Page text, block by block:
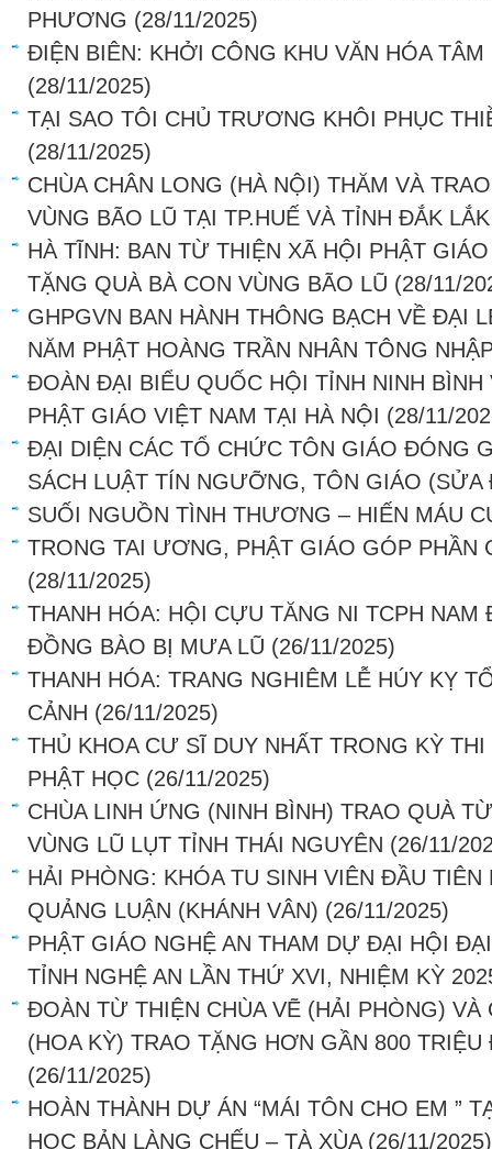
PHƯƠNG (28/11/2025)
ĐIỆN BIÊN: KHỞI CÔNG KHU VĂN HÓA
(28/11/2025)
TẠI SAO TÔI CHỦ TRƯƠNG KHÔI PHỤC
(28/11/2025)
CHÙA CHÂN LONG (HÀ NỘI) THĂM VÀ
VÙNG BÃO LŨ TẠI TP.HUẾ VÀ TỈNH ĐẮK LẮK
HÀ TĨNH: BAN TỪ THIỆN XÃ HỘI PHẬT
TẶNG QUÀ BÀ CON VÙNG BÃO LŨ (28/11/
GHPGVN BAN HÀNH THÔNG BẠCH VỀ ĐẠI
NĂM PHẬT HOÀNG TRẦN NHÂN TÔNG
ĐOÀN ĐẠI BIỂU QUỐC HỘI TỈNH NINH BÌNH
PHẬT GIÁO VIỆT NAM TẠI HÀ NỘI (28/11/
ĐẠI DIỆN CÁC TỔ CHỨC TÔN GIÁO ĐÓNG
SÁCH LUẬT TÍN NGƯỠNG, TÔN GIÁO (SỬA
SUỐI NGUỒN TÌNH THƯƠNG – HIẾN MÁU
TRONG TAI ƯƠNG, PHẬT GIÁO GÓP PHẦN
(28/11/2025)
THANH HÓA: HỘI CỰU TĂNG NI TCPH
ĐỒNG BÀO BỊ MƯA LŨ (26/11/2025)
THANH HÓA: TRANG NGHIÊM LỄ HÚY KỴ
CẢNH (26/11/2025)
THỦ KHOA CƯ SĨ DUY NHẤT TRONG KỲ
PHẬT HỌC (26/11/2025)
CHÙA LINH ỨNG (NINH BÌNH) TRAO QUÀ
VÙNG LŨ LỤT TỈNH THÁI NGUYÊN (26/11/
HẢI PHÒNG: KHÓA TU SINH VIÊN ĐẦU TIÊN
QUẢNG LUẬN (KHÁNH VÂN) (26/11/2025)
PHẬT GIÁO NGHỆ AN THAM DỰ ĐẠI HỘI
TỈNH NGHỆ AN LẦN THỨ XVI, NHIỆM KỲ
ĐOÀN TỪ THIỆN CHÙA VẼ (HẢI PHÒNG) VÀ
(HOA KỲ) TRAO TẶNG HƠN GẦN 800
(26/11/2025)
HOÀN THÀNH DỰ ÁN “MÁI TÔN CHO EM ”
HỌC BẢN LÀNG CHẾU – TÀ XÙA (26/11/2025)